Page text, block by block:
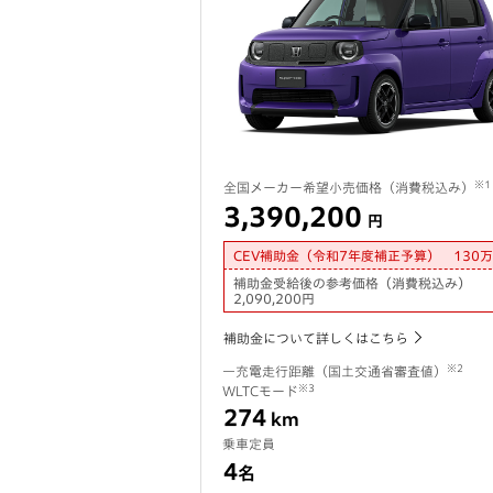
全国メーカー希望小売価格（消費税込み） ※1
3,390,200 円
CEV補助金（令和7年度補正予算） 130
補助金受給後の参考価格（消費税込み）
2,090,200 円
補助金について詳しくはこちら
一充電走行距離（国土交通省審査値） ※2
WLTCモード ※3
274 km
乗車定員
4名